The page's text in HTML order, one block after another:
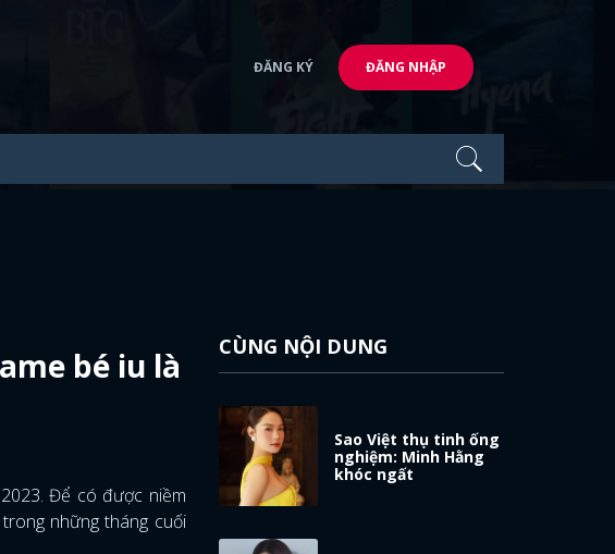
ĐĂNG KÝ ĐĂNG NHẬP
bé iu là
Để có được niềm
những tháng cuối
CÙNG NỘI DUNG
Sao Việt thụ tinh ống
nghiệm: Minh Hằng
khóc ngất